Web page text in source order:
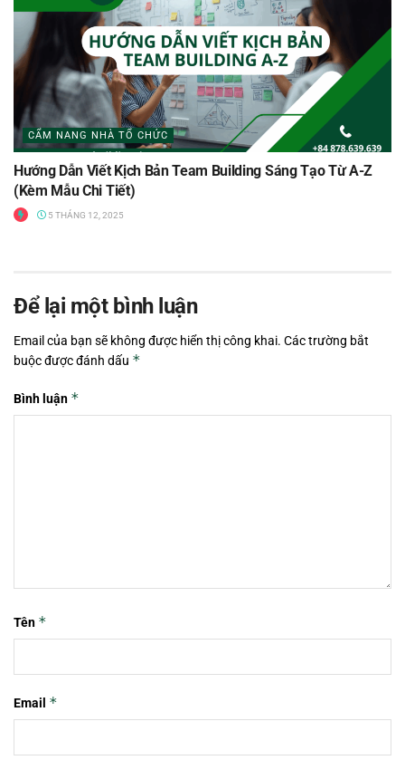
CẨM NANG NHÀ TỔ CHỨC
Hướng Dẫn Viết Kịch Bản Team Building Sáng Tạo Từ A-Z
(Kèm Mẫu Chi Tiết)
5 THÁNG 12, 2025
Để lại một bình luận
Email của bạn sẽ không được hiển thị công khai. Các trường bắt
buộc được đánh dấu *
Bình luận *
Tên *
Email *